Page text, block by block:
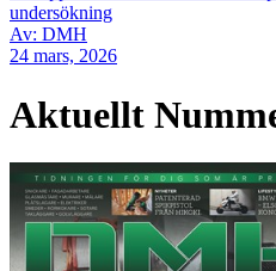
undersökning
Av: DMH
24 mars, 2026
Aktuellt